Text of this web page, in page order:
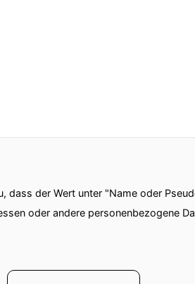
dass der Wert unter "Name oder
oder andere personenbezogene